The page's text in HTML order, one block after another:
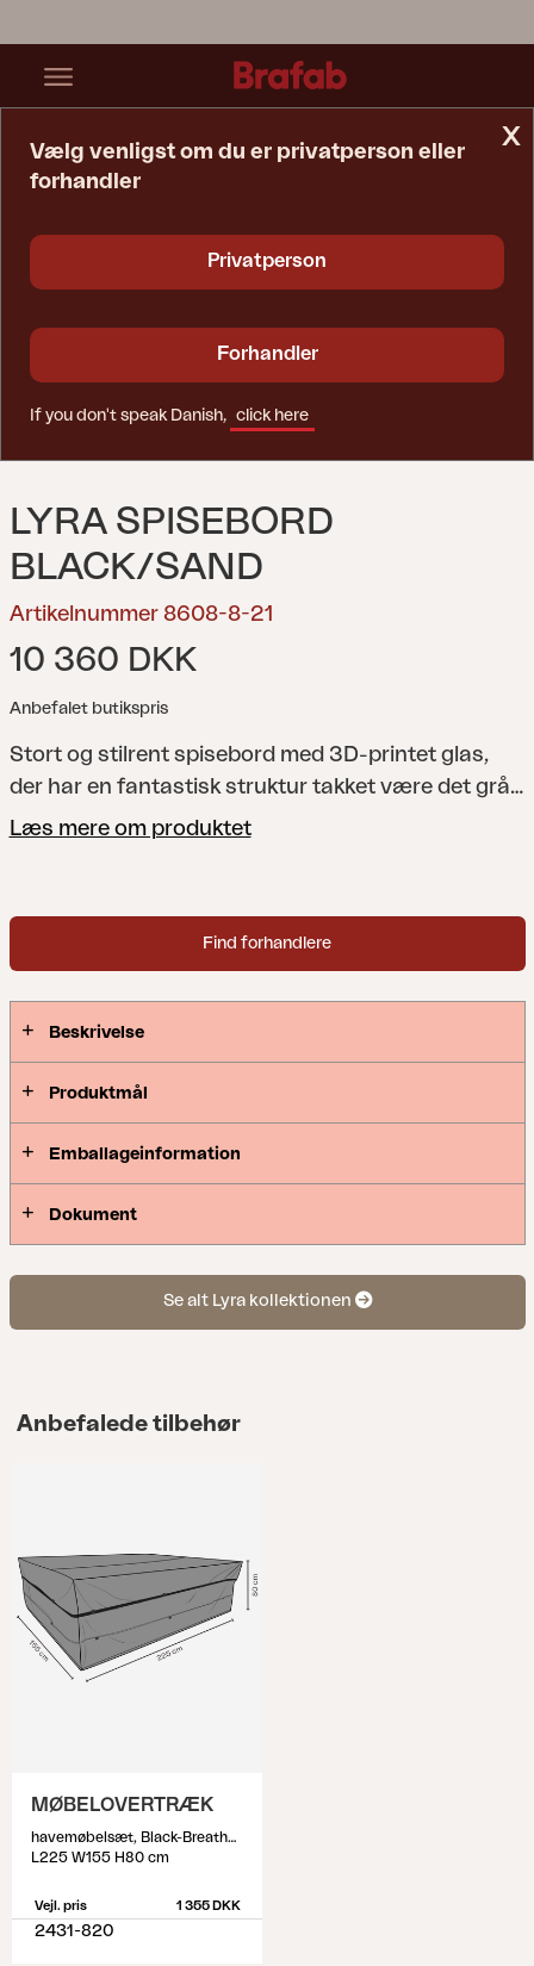
LYRA SPISEBORD
BLACK/SAND
Artikelnummer 8608-8-21
10 360 DKK
Anbefalet butikspris
Stort og stilrent spisebord med 3D-printet glas,
der har en fantastisk struktur takket være det grå
betonmønster. Flotte detaljer, såsom at
serie i en dejlig blanding af materialer. Rammen er
lavet af sort pulverlakeret rustfrit stål (304),
Læs mere om produktet
Find forhandlere
Beskrivelse
Produktmål
Emballageinformation
Dokument
Se alt Lyra kollektionen
Anbefalede tilbehør
MØBELOVERTRÆK
havemøbelsæt, Black-Breathable
L225 W155 H80 cm
Vejl. pris 1 355 DKK
2431-820
x
Vælg venligst om du er privatperson eller
forhandler
Privatperson
Forhandler
If you don't speak Danish, click here